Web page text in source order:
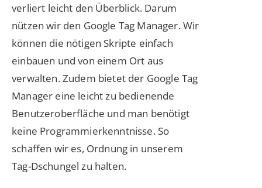
verliert leicht den Überblick. Darum
nützen wir den Google Tag Manager. Wir
können die nötigen Skripte einfach
einbauen und von einem Ort aus
verwalten. Zudem bietet der Google Tag
Manager eine leicht zu bedienende
Benutzeroberfläche und man benötigt
keine Programmierkenntnisse. So
schaffen wir es, Ordnung in unserem
Tag-Dschungel zu halten.